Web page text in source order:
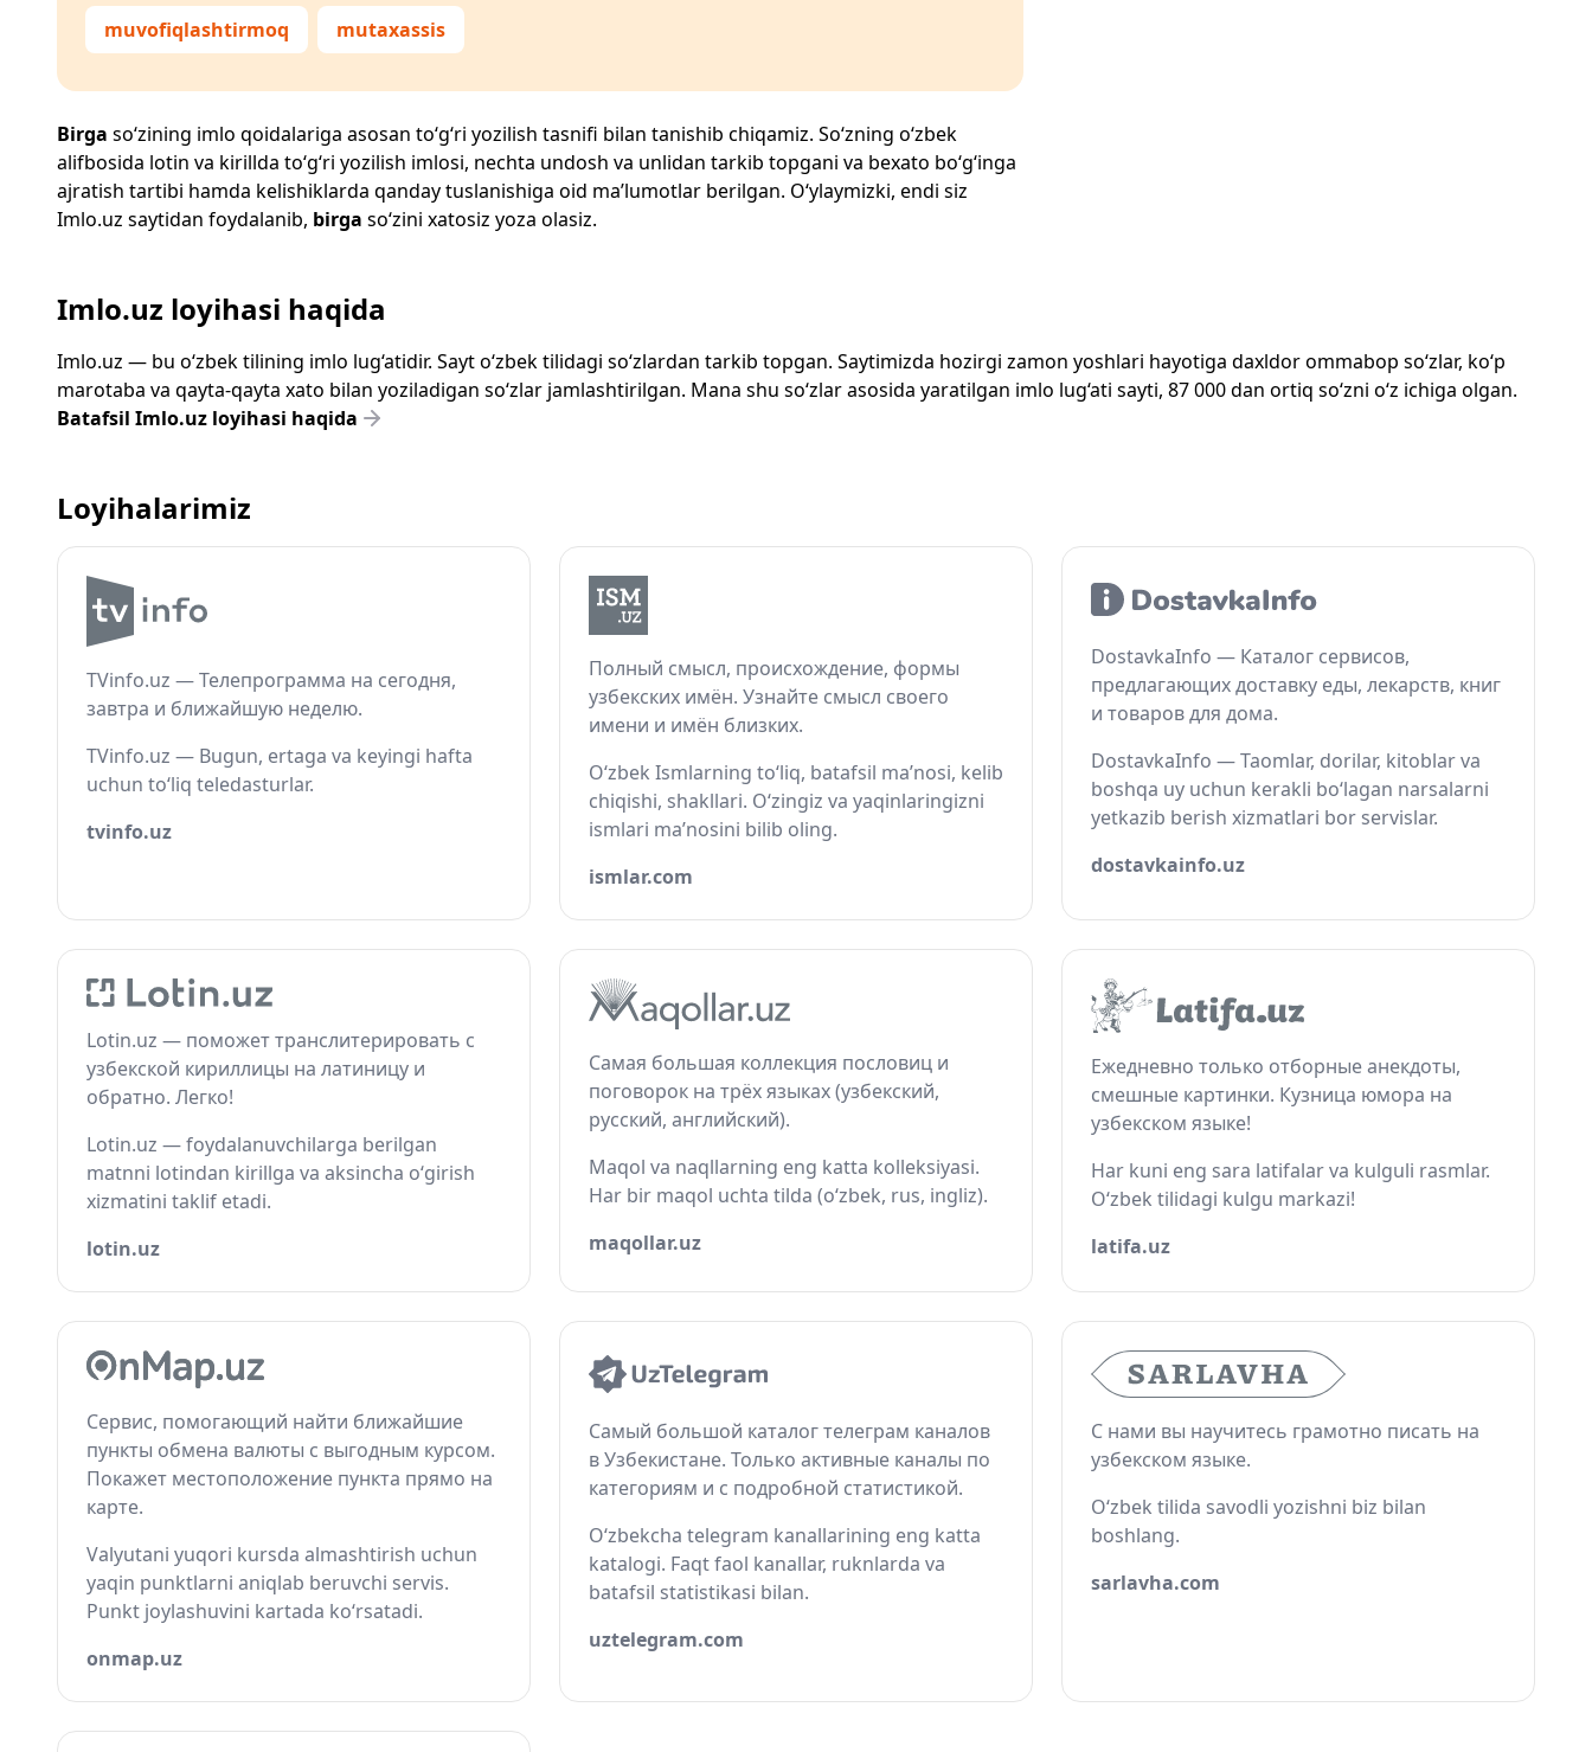
muvofiqlashtirmoq mutaxassis
Birga so‘zining imlo qoidalariga asosan to‘g‘ri yozilish tasnifi bilan tanishib chiqamiz. So‘zning o‘zbek
alifbosida lotin va kirillda to‘g‘ri yozilish imlosi, nechta undosh va unlidan tarkib topgani va bexato bo‘g‘inga
ajratish tartibi hamda kelishiklarda qanday tuslanishiga oid ma’lumotlar berilgan. O‘ylaymizki, endi siz
Imlo.uz saytidan foydalanib, birga so‘zini xatosiz yoza olasiz.
Imlo.uz loyihasi haqida
Imlo.uz — bu o‘zbek tilining imlo lug‘atidir. Sayt o‘zbek tilidagi so‘zlardan tarkib topgan. Saytimizda hozirgi zamon yoshlari hayotiga daxldor ommabop so‘zlar, ko‘p
marotaba va qayta-qayta xato bilan yoziladigan so‘zlar jamlashtirilgan. Mana shu so‘zlar asosida yaratilgan imlo lug‘ati sayti, 87 000 dan ortiq so‘zni o‘z ichiga olgan.
Batafsil Imlo.uz loyihasi haqida
Loyihalarimiz
TVinfo.uz — Телепрограмма на сегодня,
завтра и ближайшую неделю.
TVinfo.uz — Bugun, ertaga va keyingi hafta
uchun to‘liq teledasturlar.
tvinfo.uz
Полный смысл, происхождение, формы
узбекских имён. Узнайте смысл своего
имени и имён близких.
O‘zbek Ismlarning to‘liq, batafsil ma’nosi, kelib
chiqishi, shakllari. O‘zingiz va yaqinlaringizni
ismlari ma’nosini bilib oling.
ismlar.com
DostavkaInfo — Каталог сервисов,
предлагающих доставку еды, лекарств, книг
и товаров для дома.
DostavkaInfo — Taomlar, dorilar, kitoblar va
boshqa uy uchun kerakli bo‘lagan narsalarni
yetkazib berish xizmatlari bor servislar.
dostavkainfo.uz
Lotin.uz — поможет транслитерировать с
узбекской кириллицы на латиницу и
обратно. Легко!
Lotin.uz — foydalanuvchilarga berilgan
matnni lotindan kirillga va aksincha o‘girish
xizmatini taklif etadi.
lotin.uz
Самая большая коллекция пословиц и
поговорок на трёх языках (узбекский,
русский, английский).
Maqol va naqllarning eng katta kolleksiyasi.
Har bir maqol uchta tilda (o‘zbek, rus, ingliz).
maqollar.uz
Ежедневно только отборные анекдоты,
смешные картинки. Кузница юмора на
узбекском языке!
Har kuni eng sara latifalar va kulguli rasmlar.
O‘zbek tilidagi kulgu markazi!
latifa.uz
Сервис, помогающий найти ближайшие
пункты обмена валюты с выгодным курсом.
Покажет местоположение пункта прямо на
карте.
Valyutani yuqori kursda almashtirish uchun
yaqin punktlarni aniqlab beruvchi servis.
Punkt joylashuvini kartada ko‘rsatadi.
onmap.uz
Самый большой каталог телеграм каналов
в Узбекистане. Только активные каналы по
категориям и с подробной статистикой.
O‘zbekcha telegram kanallarining eng katta
katalogi. Faqt faol kanallar, ruknlarda va
batafsil statistikasi bilan.
uztelegram.com
С нами вы научитесь грамотно писать на
узбекском языке.
O‘zbek tilida savodli yozishni biz bilan
boshlang.
sarlavha.com